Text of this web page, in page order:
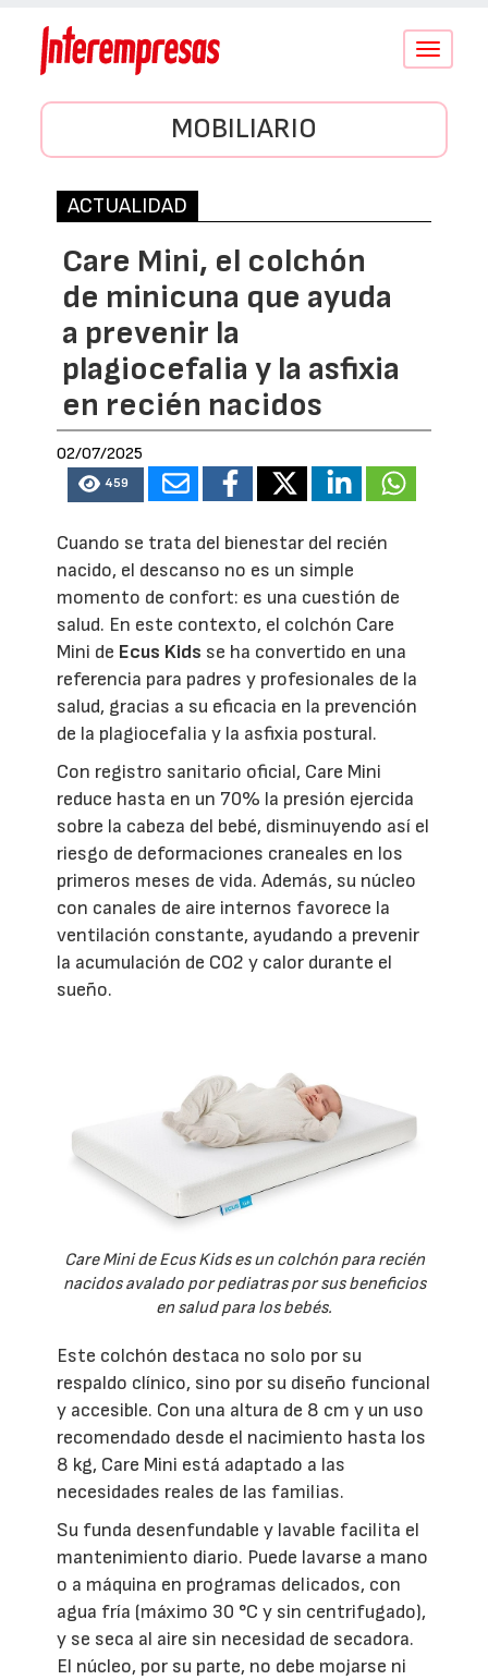
Conmutar
MOBILIARIO
ACTUALIDAD
Care Mini, el colchón
de minicuna que ayuda
a prevenir la
plagiocefalia y la asfixia
en recién nacidos
02/07/2025
459
Cuando se trata del bienestar del recién
nacido, el descanso no es un simple
momento de confort: es una cuestión de
salud. En este contexto, el colchón Care
Mini de Ecus Kids se ha convertido en una
referencia para padres y profesionales de la
salud, gracias a su eficacia en la prevención
de la plagiocefalia y la asfixia postural.
Con registro sanitario oficial, Care Mini
reduce hasta en un 70% la presión ejercida
sobre la cabeza del bebé, disminuyendo así el
riesgo de deformaciones craneales en los
primeros meses de vida. Además, su núcleo
con canales de aire internos favorece la
ventilación constante, ayudando a prevenir
la acumulación de CO2 y calor durante el
sueño.
Care Mini de Ecus Kids es un colchón para recién
nacidos avalado por pediatras por sus beneficios
en salud para los bebés.
Este colchón destaca no solo por su
respaldo clínico, sino por su diseño funcional
y accesible. Con una altura de 8 cm y un uso
recomendado desde el nacimiento hasta los
8 kg, Care Mini está adaptado a las
necesidades reales de las familias.
Su funda desenfundable y lavable facilita el
mantenimiento diario. Puede lavarse a mano
o a máquina en programas delicados, con
agua fría (máximo 30 °C y sin centrifugado),
y se seca al aire sin necesidad de secadora.
El núcleo, por su parte, no debe mojarse ni